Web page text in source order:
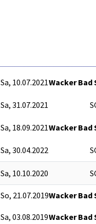
Sa, 10.07.2021Wacker Bad
Sa, 31.07.2021
Sa, 18.09.2021Wacker Bad
Sa, 30.04.2022
Sa, 10.10.2020
So, 21.07.2019Wacker Bad
Sa, 03.08.2019Wacker Bad